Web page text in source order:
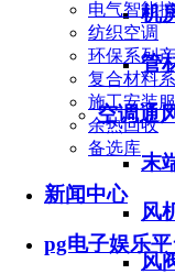
电气智能
纺织空调
环保系列
复合材料
施工安装
余热回收
备选库
新闻中心
pg电子娱乐
机
管
空调通
末
风
风